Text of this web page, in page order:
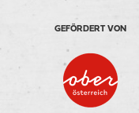
GEFÖRDERT VON